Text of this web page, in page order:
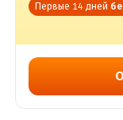
Первые 14 дней